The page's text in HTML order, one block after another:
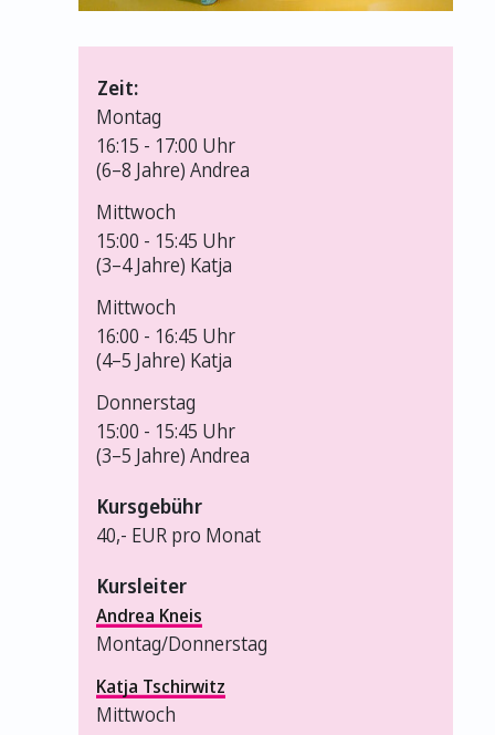
Zeit:
Montag
16:15 - 17:00 Uhr
(6–8 Jahre) Andrea
Mittwoch
15:00 - 15:45 Uhr
(3–4 Jahre) Katja
Mittwoch
16:00 - 16:45 Uhr
(4–5 Jahre) Katja
Donnerstag
15:00 - 15:45 Uhr
(3–5 Jahre) Andrea
Kursgebühr
40,- EUR pro Monat
Kursleiter
Andrea Kneis
Montag/Donnerstag
Katja Tschirwitz
Mittwoch